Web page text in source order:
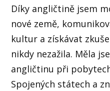
Díky angličtině jsem
nové země,
kultur a získávat
nikdy nezažila. Měla
angličtinu při
Spojených státech a